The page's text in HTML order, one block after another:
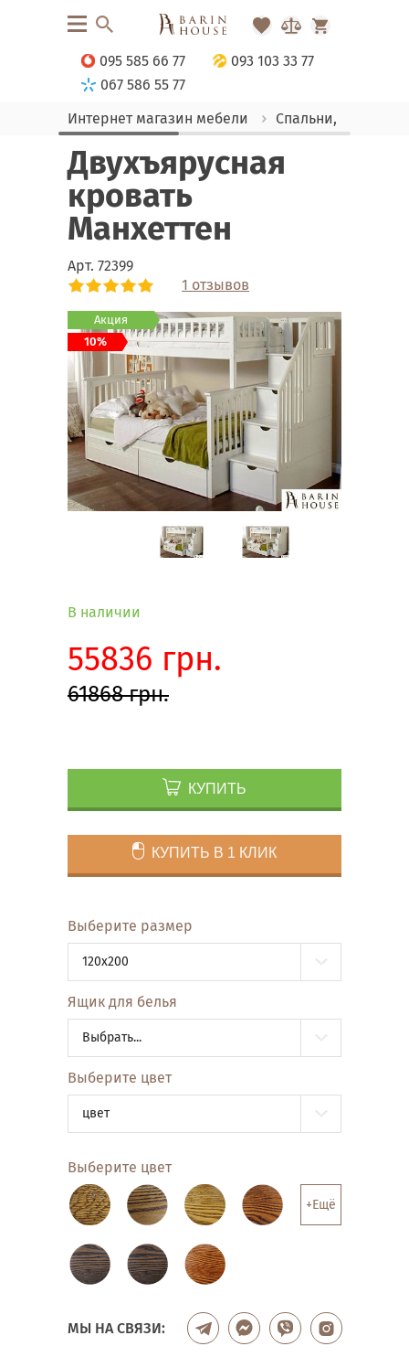
095 585 66 77
093 103 33 77
067 586 55 77
Интернет магазин мебели
Спальни, Кровати
Двухъярусная
кровать
Манхеттен
Арт. 72399
1 отзывов
Акция
10%
Link
Link
В наличии
55836 грн.
61868 грн.
КУПИТЬ
КУПИТЬ В 1 КЛИК
Выберите размер
120x200
Ящик для белья
Выбрать...
Выберите цвет
цвет
Выберите цвет
+Ещё
МЫ НА СВЯЗИ: